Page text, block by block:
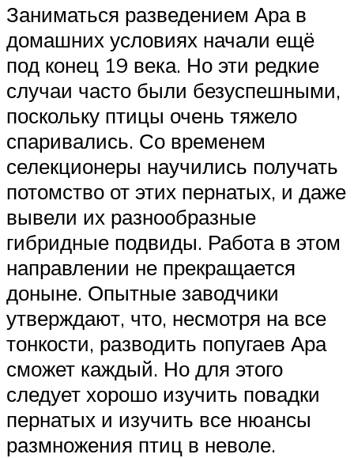
Заниматься разведением Ара в
домашних условиях начали ещё
под конец 19 века. Но эти редкие
случаи часто были безуспешными,
поскольку птицы очень тяжело
спаривались. Со временем
селекционеры научились получать
потомство от этих пернатых, и даже
вывели их разнообразные
гибридные подвиды. Работа в этом
направлении не прекращается
доныне. Опытные заводчики
утверждают, что, несмотря на все
тонкости, разводить попугаев Ара
сможет каждый. Но для этого
следует хорошо изучить повадки
пернатых и изучить все нюансы
размножения птиц в неволе.